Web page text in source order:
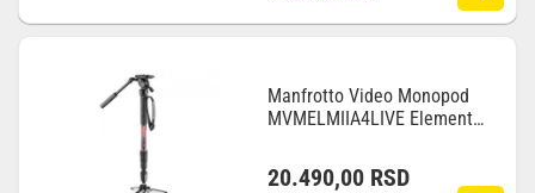
Manfrotto Video Monopod
MVMELMIIA4LIVE Element
20.490,00 RSD